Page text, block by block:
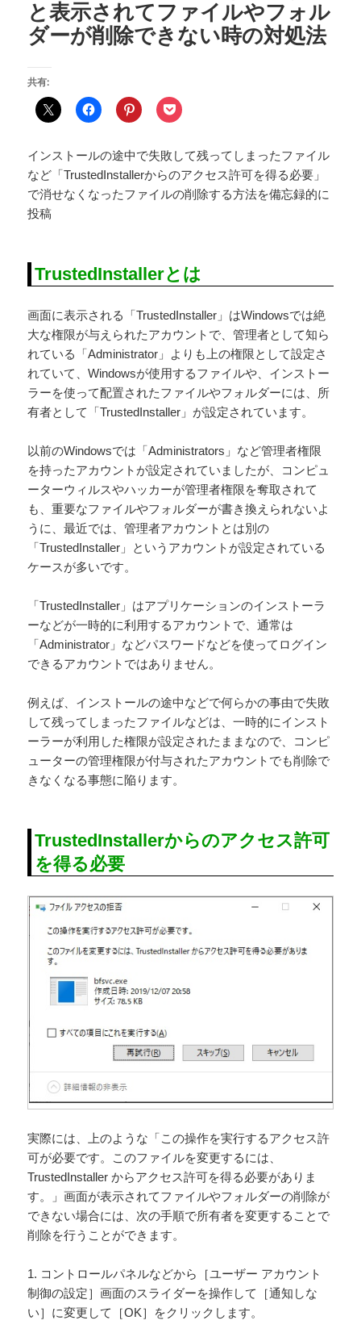
と表示されてファイルやフォル
ダーが削除できない時の対処法
共有:
インストールの途中で失敗して残ってしまったファイル
など「TrustedInstallerからのアクセス許可を得る必要」
で消せなくなったファイルの削除する方法を備忘録的に
投稿
TrustedInstallerとは
画面に表示される「TrustedInstaller」はWindowsでは絶
大な権限が与えられたアカウントで、管理者として知ら
れている「Administrator」よりも上の権限として設定さ
れていて、Windowsが使用するファイルや、インストー
ラーを使って配置されたファイルやフォルダーには、所
有者として「TrustedInstaller」が設定されています。
以前のWindowsでは「Administrators」など管理者権限
を持ったアカウントが設定されていましたが、コンピュ
ーターウィルスやハッカーが管理者権限を奪取されて
も、重要なファイルやフォルダーが書き換えられないよ
うに、最近では、管理者アカウントとは別の
「TrustedInstaller」というアカウントが設定されている
ケースが多いです。
「TrustedInstaller」はアプリケーションのインストーラ
ーなどが一時的に利用するアカウントで、通常は
「Administrator」などパスワードなどを使ってログイン
できるアカウントではありません。
例えば、インストールの途中などで何らかの事由で失敗
して残ってしまったファイルなどは、一時的にインスト
ーラーが利用した権限が設定されたままなので、コンピ
ューターの管理権限が付与されたアカウントでも削除で
きなくなる事態に陥ります。
TrustedInstallerからのアクセス許可
を得る必要
実際には、上のような「この操作を実行するアクセス許
可が必要です。このファイルを変更するには、
TrustedInstaller からアクセス許可を得る必要がありま
す。」画面が表示されてファイルやフォルダーの削除が
できない場合には、次の手順で所有者を変更することで
削除を行うことができます。
1. コントロールパネルなどから［ユーザー アカウント
制御の設定］画面のスライダーを操作して［通知しな
い］に変更して［OK］をクリックします。